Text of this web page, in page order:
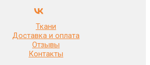
Ткани
Доставка и оплата
Отзывы
Контакты